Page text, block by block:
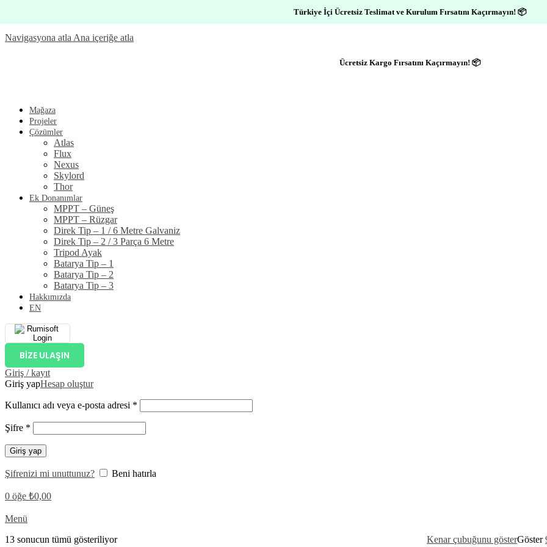
Navigasyona atla Ana içeriğe atla
Ücretsiz Kargo Fırsatını Kaçırmayın! 📦
Mağaza
Projeler
Çözümler
Atlas
Flux
Nexus
Skylord
Thor
Ek Donanımlar
MPPT – Güneş
MPPT – Rüzgar
Direk Tip – 1 / 6 Metre Galvaniz
Direk Tip – 2 / 3 Parça 6 Metre
Tripod Ayak
Batarya Tip – 1
Batarya Tip – 2
Batarya Tip – 3
Hakkımızda
EN
BIZE ULAŞIN
Giriş / kayıt
Giriş yapHesap oluştur
Kullanıcı adı veya e-posta adresi *
Şifre *
Giriş yap
Şifrenizi mi unuttunuz? Beni hatırla
0 öğe ₺0,00
Menü
13 sonucun tümü gösteriliyor
Kenar çubuğunu gösterGöster
Türkiye İçi Ücretsiz Teslimat ve Kurulum Fırsatını Kaçırmayın! 📦